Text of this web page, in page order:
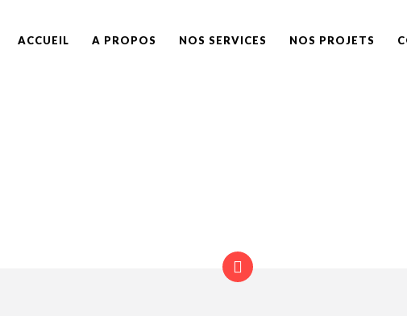
ACCUEIL A PROPOS NOS SERVICES NOS PROJETS